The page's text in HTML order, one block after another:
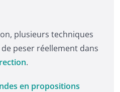
plusieurs techniques
peser réellement dans
.
en propositions